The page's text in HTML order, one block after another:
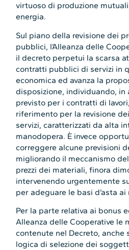
virtuoso di produzione
energia.
Sul piano della revisione dei
pubblici, l’Alleanza delle
il decreto perpetui la scarsa
contratti pubblici di servizi in
economica ed avanza la
disposizione, individuando, in
previsto per i contratti di
riferimento per la revisione
servizi, caratterizzati da alta
manodopera. È invece
correggere alcune previsioni
migliorando il meccanismo
prezzi dei materiali, finora
intervenendo urgentemente
per adeguare le basi d’asta ai
Per la parte relativa ai bonus
Alleanza delle Cooperative le
contenute nel Decreto, anche
logica di selezione dei